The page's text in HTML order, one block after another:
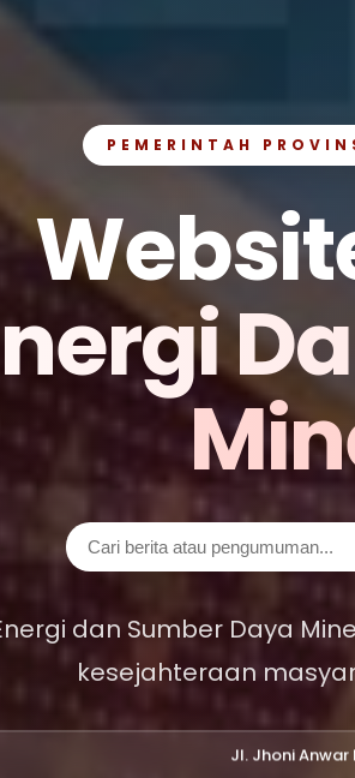
PEMERINTAH
dan Sumber Daya
kesejahteraan
Jl. Jhoni Anwar